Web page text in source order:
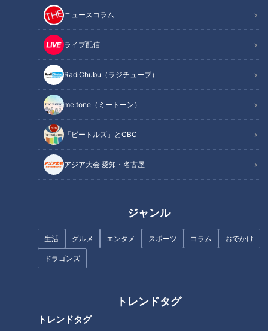
ニュースコラム
ライブ配信
RadiChubu（ラジチューブ）
me:tone（ミートーン）
「ビートルズ」とCBC
アジア大会 愛知・名古屋
ジャンル
生活 グルメ エンタメ スポーツ コラム おでかけ
ドラゴンズ
トレンドタグ
トレンドタグ
をして、出た場所には必ず行かなければなりません。そして、
そこの住所を調べて再びしりとり！愛知・岐阜・三重の3県全
ての地名が出たらゴールです！
ご当地グルメ「佐野ラーメン」とは！？次の地名で東海3県
へ近づけるのか！？
「出会いは一生モノ」旅での出会いの素晴らしさを実感
狙うは三重県の「鳥羽」市！「と」の地名でしりとり相手
オススメ関連コンテンツ
ご当地グルメ「佐野ラーメン」とは！？次の地名
で東海3県へ近づけるのか！？